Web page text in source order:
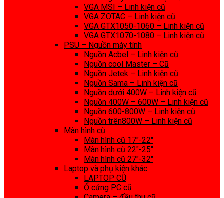
VGA MSI – Linh kiện cũ
VGA ZOTAC – Linh kiện cũ
VGA GTX1050-1060 – Linh kiện cũ
VGA GTX1070-1080 – Linh kiện cũ
PSU – Nguồn máy tính
Nguồn Acbel – Linh kiện cũ
Nguồn cool Master – Cũ
Nguồn Jetek – Linh kiện cũ
Nguồn Sama – Linh kiện cũ
Nguồn dưới 400W – Linh kiện cũ
Nguồn 400W – 600W – Linh kiện cũ
Nguồn 600-800W – Linh kiện cũ
Nguồn trên800W – Linh kiện cũ
Màn hình cũ
Màn hình cũ 17″-22″
Màn hình cũ 22″-25″
Màn hình cũ 27″-32″
Laptop và phụ kiện khác
LAPTOP CŨ
Ổ cứng PC cũ